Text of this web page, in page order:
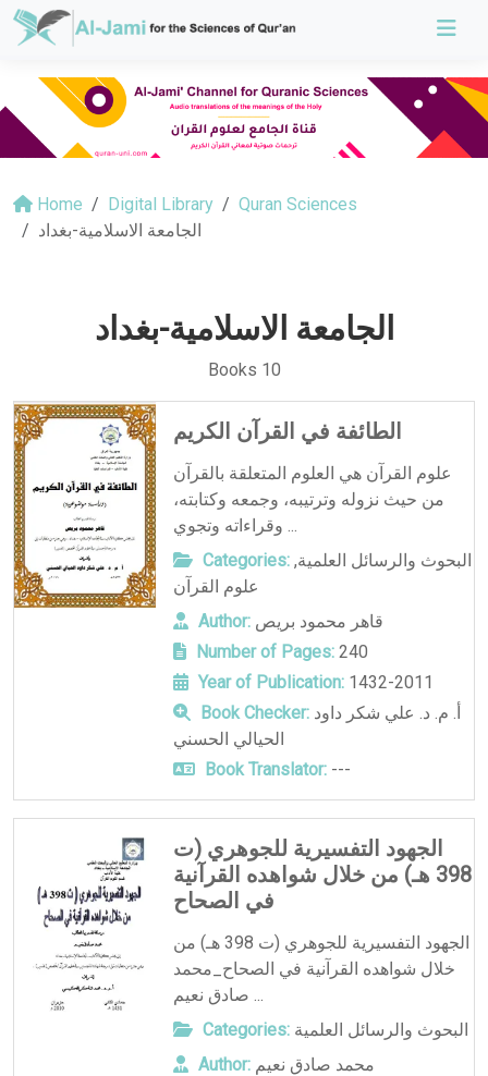
Home Digital Library
Quran Sciences
الجامعة الاسلامية-بغداد
الجامعة الاسلامية-بغداد
Books 10
الطائفة في القرآن الكريم
علوم القرآن هي العلوم المتعلقة بالقرآن
من حيث نزوله وترتيبه، وجمعه وكتابته،
وقراءاته وتجوي ...
Categories: البحوث والرسائل العلمية,
علوم القرآن
Author: قاهر محمود بريص
Number of Pages:240
Year of Publication:1432-2011
Book Checker:أ. م. د. علي شكر داود
الحيالي الحسني
Book Translator:---
الجهود التفسيرية للجوهري (ت
398 هـ) من خلال شواهده القرآنية
في الصحاح
الجهود التفسيرية للجوهري (ت 398 هـ) من
خلال شواهده القرآنية في الصحاح_محمد
صادق نعيم ...
Categories: البحوث والرسائل العلمية
Author: محمد صادق نعيم